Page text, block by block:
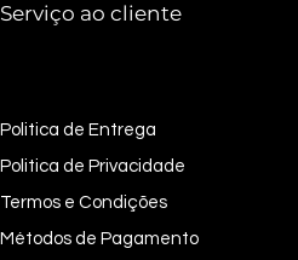
Serviço ao cliente
Politica de Entrega
Politica de Privacidade
Termos e Condições
Métodos de Pagamento